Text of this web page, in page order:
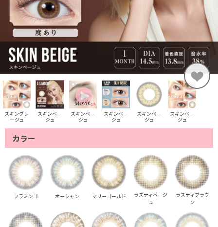
スキングレ
ージュ
スキンベー
ジュ
スキンベー
ジュ
スキンベー
ジュ
スキンベー
ジュ
スキンベー
ジュ
カラー
フラミンゴ オーシャン マリーゴールド
ラスティベージ
ュ
ラスティブラウ
ン